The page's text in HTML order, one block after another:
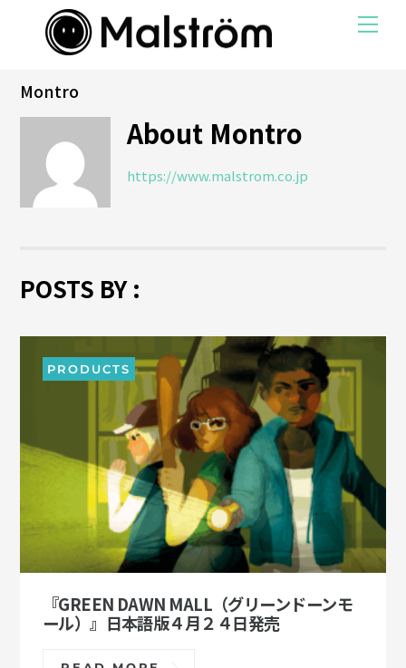
Montro
About Montro
https://www.malstrom.co.jp
POSTS BY :
『GREEN DAWN MALL（グリーンドーンモ
ール）』日本語版４月２４日発売
PRODUCTS